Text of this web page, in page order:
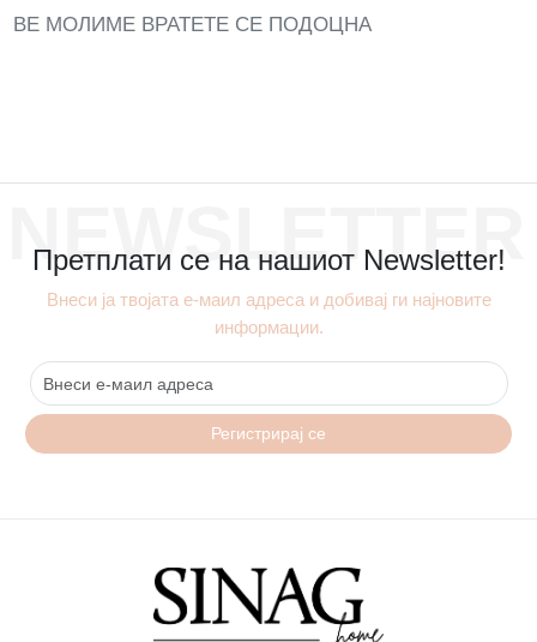
ВЕ МОЛИМЕ ВРАТЕТЕ СЕ ПОДОЦНА
NEWSLETTER
Претплати се на нашиот Newsletter!
Внеси ја твојата е-маил адреса и добивај ги најновите
информации.
Регистрирај се